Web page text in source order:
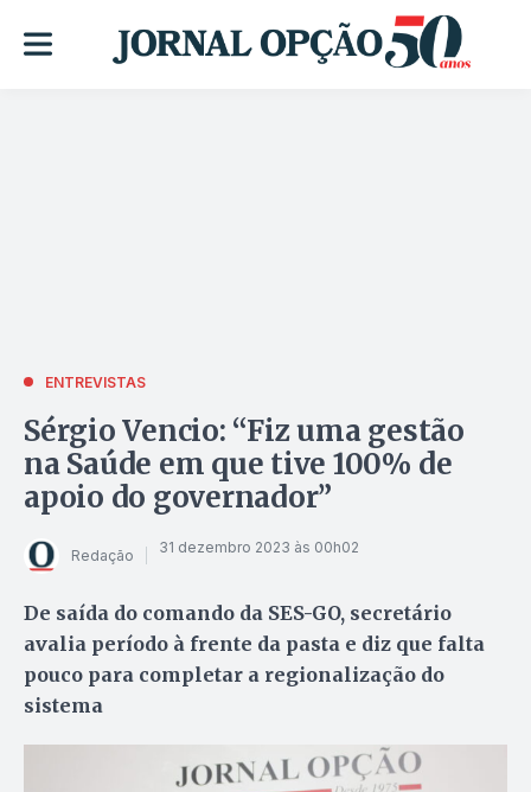
ENTREVISTAS
Sérgio Vencio: “Fiz uma gestão
na Saúde em que tive 100% de
apoio do governador”
Redação 31 dezembro 2023 às 00h02
De saída do comando da SES-GO, secretário
avalia período à frente da pasta e diz que falta
pouco para completar a regionalização do
sistema